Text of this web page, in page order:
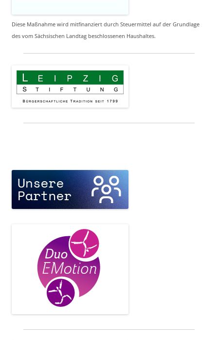
Diese Maßnahme wird mitfinanziert durch Steuermittel auf der Grundlage
des vom Sächsischen Landtag beschlossenen Haushaltes.